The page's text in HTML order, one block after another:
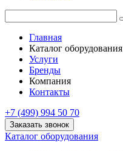
Главная
Каталог оборудования
Услуги
Бренды
Компания
Контакты
+7 (499) 994 50 70
Заказать звонок
Каталог оборудования